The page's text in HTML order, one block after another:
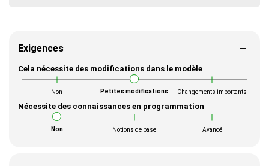
Exigences
Cela nécessite des modifications dans le modèle
Non Petites modifications Changements importants
Nécessite des connaissances en programmation
Non Notions de base Avancé